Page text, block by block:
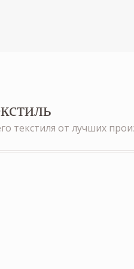
текстиля от лучших